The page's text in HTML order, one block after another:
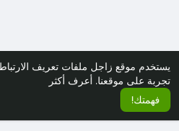
يستخدم موقع زاجل ملفات تعريف
تجربة على موقعنا. أعرف أكثر
فهمتك!